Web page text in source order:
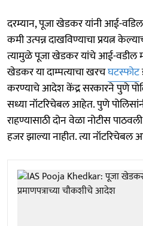
दरम्यान, पूजा खेडकर यांनी आई-
कमी उत्पन्न दाखविण्याचा प्रयत्न
त्यामुळे पूजा खेडकर यांचे आई-वडील
खेडकर या दाम्पत्याचा खरचघटस्फोट
करण्याचे आदेश केंद्र सरकारने पुणे
सध्या नॉटरिचेबल आहेत. पुणे
राहण्यासाठी दोन वेळा नोटीस
हजर झाल्या नाहीत. त्या नॉटरिचेबल